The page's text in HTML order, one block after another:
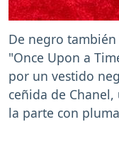
De negro
"Once Upon a
por un vestido
ceñida de
la parte con